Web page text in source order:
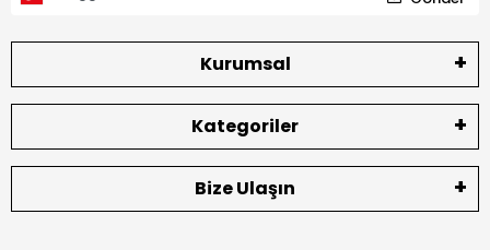
Kurumsal
Kategoriler
Bize Ulaşın